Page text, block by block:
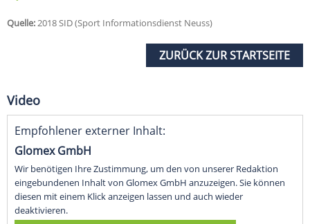
Quelle:2018 SID (Sport Informationsdienst Neuss)
ZURÜCK ZUR STARTSEITE
Video
Empfohlener externer Inhalt:
Glomex GmbH
Wir benötigen Ihre Zustimmung, um den von unserer Redaktion
eingebundenen Inhalt von Glomex GmbH anzuzeigen. Sie können
diesen mit einem Klick anzeigen lassen und auch wieder
deaktivieren.